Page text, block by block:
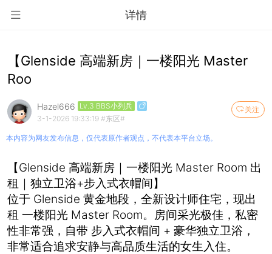
详情
【Glenside 高端新房｜一楼阳光 Master
Roo
关注
Hazel666 Lv.3 BBS小列兵
3-1-2026 19:33:19 #东区#
本内容为网友发布信息，仅代表原作者观点，不代表本平台立场。
【Glenside 高端新房｜一楼阳光 Master Room 出
租｜独立卫浴+步入式衣帽间】
位于 Glenside 黄金地段，全新设计师住宅，现出
租 一楼阳光 Master Room。房间采光极佳，私密
性非常强，自带 步入式衣帽间 + 豪华独立卫浴，
非常适合追求安静与高品质生活的女生入住。